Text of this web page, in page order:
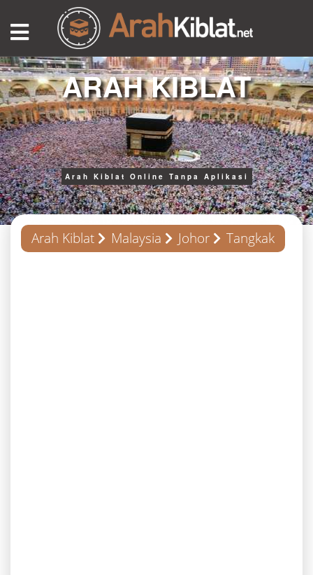
ARAH KIBLAT
Arah Kiblat Online Tanpa Aplikasi
Arah Kiblat Malaysia Johor Tangkak